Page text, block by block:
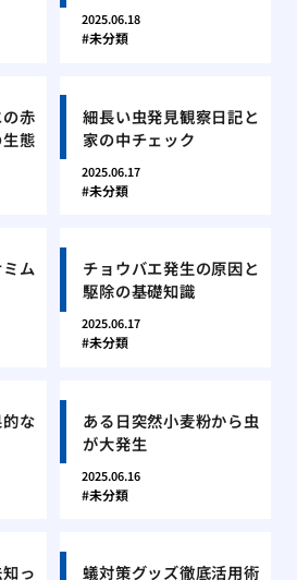
2025.06.18
未分類
赤
態
細長い虫発見観察日記と
家の中チェック
2025.06.17
未分類
ム
チョウバエ発生の原因と
駆除の基礎知識
2025.06.17
未分類
な
ある日突然小麦粉から虫
が大発生
2025.06.16
未分類
っ
蟻対策グッズ徹底活用術